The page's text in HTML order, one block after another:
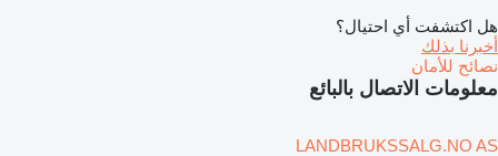
هل اكتشفت أي احتيال؟
أخبرنا بذلك
نصائح للأمان
معلومات الاتصال بالبائع
LANDBRUKSSALG.NO AS